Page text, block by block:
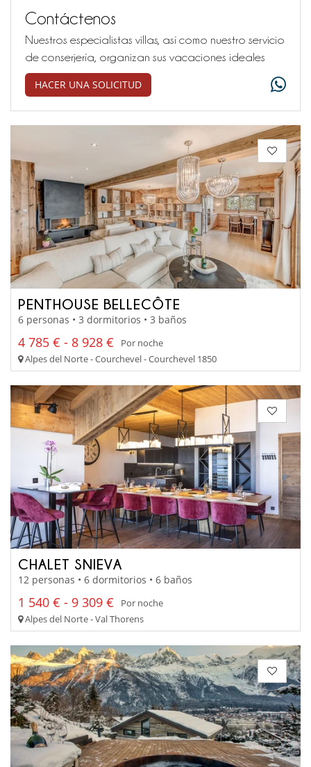
Contáctenos
Nuestros especialistas villas, así como nuestro servicio
de conserjería, organizan sus vacaciones ideales
HACER UNA SOLICITUD
PENTHOUSE BELLECÔTE
6 personas • 3 dormitorios • 3 baños
4 785 € - 8 928 €
Por noche
Alpes del Norte - Courchevel - Courchevel 1850
CHALET SNIEVA
12 personas • 6 dormitorios • 6 baños
1 540 € - 9 309 €
Por noche
Alpes del Norte - Val Thorens